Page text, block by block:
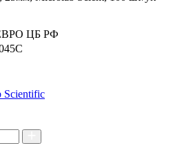
ЕВРО ЦБ РФ
Scientific